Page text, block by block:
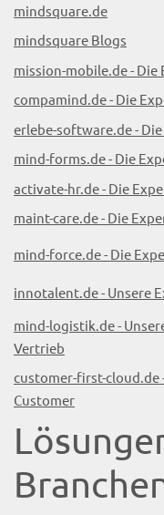
mindsquare.de
mindsquare Blogs
mission-mobile.de - Die
compamind.de - Die
erlebe-software.de -
mind-forms.de - Die
activate-hr.de - Die
maint-care.de - Die
mind-force.de - Die
innotalent.de - Unsere
mind-logistik.de -
Vertrieb
customer-first-cloud.de
Customer